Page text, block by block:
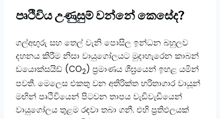
​පෘථිවිය උණුසුම් වන්නේ කෙසේද?
​ගල්අඟුරු සහ තෙල් වැනි පොසිල ඉන්ධන බහුලව
දහනය කිරීම නිසා වායුගෝලයට මුදාහැරෙන කාබන්
ඩයොක්සයිඩ් (CO2) ප්‍රමාණය ශීඝ්‍රයෙන් ඉහළ යමින්
පවතී. මෙලෙස එකතු වන අතිරික්ත හරිතාගාර වායූන්
මඟින් පෘථිවියෙන් පිටවන තාපය වැඩිවැඩියෙන්
වායුගෝලය තුළම රඳවා තබා ගනී. එහි ප්‍රතිඵලයක්